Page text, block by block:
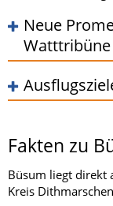
Neue
Watttribüne
Fakten zu
Büsum liegt direkt
Kreis